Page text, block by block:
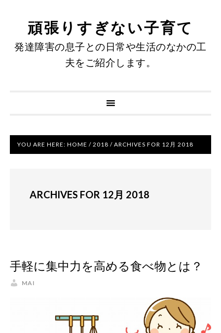
頑張りすぎない子育て
発達障害の息子との日常や生活のなかの工
夫をご紹介します。
YOU ARE HERE: HOME / 2018 / ARCHIVES FOR 12月 2018
ARCHIVES FOR 12月 2018
手軽に集中力を高める食べ物とは？
MAI